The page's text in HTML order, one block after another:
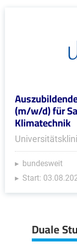
(m/w/d) für
Klimatechnik
bundesweit
Start:
Duale